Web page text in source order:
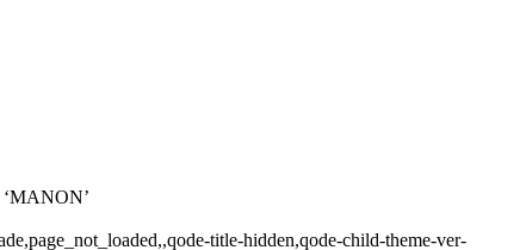
title-hidden,qode-child-theme-ver-